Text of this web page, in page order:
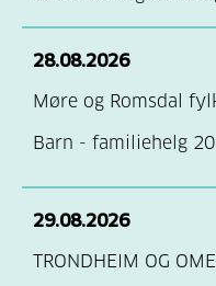
28.08.2026
Møre og Romsdal
Barn - familiehelg
29.08.2026
TRONDHEIM OG